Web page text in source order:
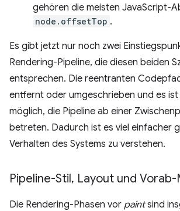
gehören die meisten JavaScript-
node.offsetTop .
Es gibt jetzt nur noch zwei
Rendering-Pipeline, die diesen beiden
entsprechen. Die reentranten
entfernt oder umgeschrieben und es
möglich, die Pipeline ab einer
betreten. Dadurch ist es viel einfacher
Verhalten des Systems zu verstehen.
Pipeline-Stil, Layout und Vorab-
Die Rendering-Phasen vor paintsind